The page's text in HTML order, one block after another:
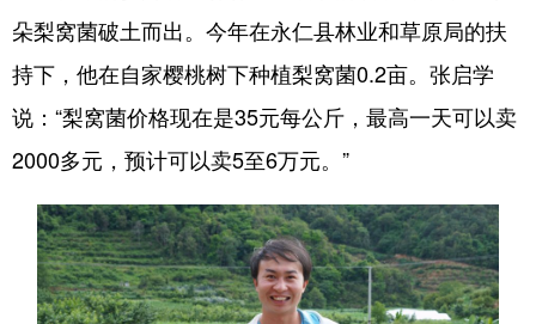
朵梨窝菌破土而出。今年在永仁县林业和草原局的扶
持下，他在自家樱桃树下种植梨窝菌0.2亩。张启学
说：“梨窝菌价格现在是35元每公斤，最高一天可以卖
2000多元，预计可以卖5至6万元。”